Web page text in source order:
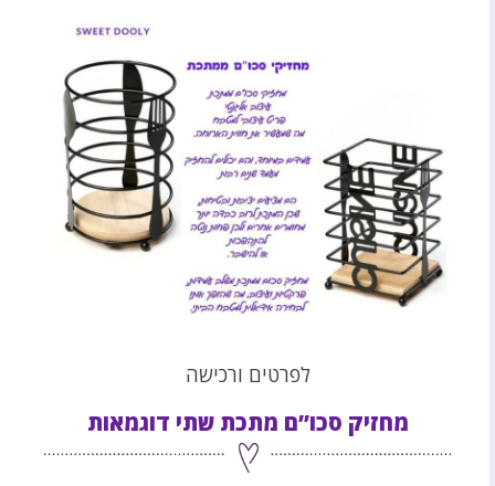
לפרטים ורכישה
מחזיק סכו”ם מתכת שתי דוגמאות